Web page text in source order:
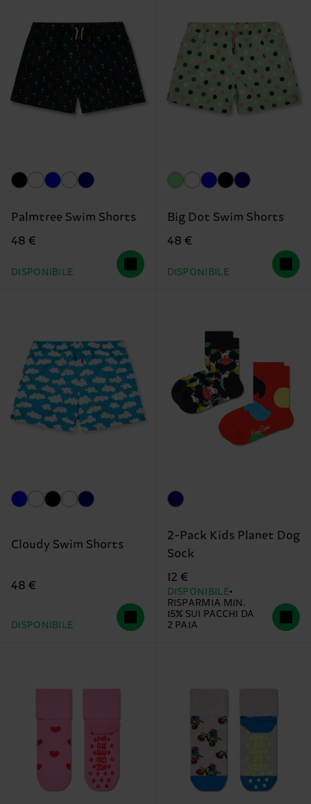
Palmtree Swim Shorts
48 €
DISPONIBILE
Big Dot Swim Shorts
48 €
DISPONIBILE
Cloudy Swim Shorts
48 €
DISPONIBILE
2-Pack Kids Planet Dog
Sock
12 €
DISPONIBILE
RISPARMIA MIN.
15% SUI PACCHI DA
2 PAIA